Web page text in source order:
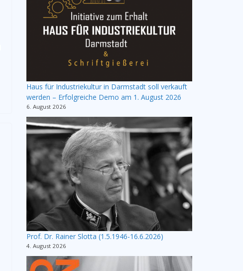
Haus für Industriekultur in Darmstadt soll verkauft
werden – Erfolgreiche Demo am 1. August 2026
6. August 2026
Prof. Dr. Rainer Slotta (1.5.1946-16.6.2026)
4. August 2026